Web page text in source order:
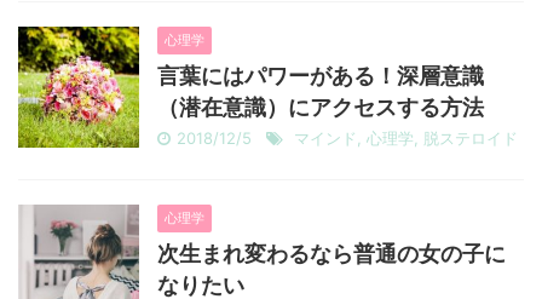
心理学
言葉にはパワーがある！深層意識
（潜在意識）にアクセスする方法
2018/12/5 マインド 心理学 脱ステロイド
心理学
次生まれ変わるなら普通の女の子に
なりたい